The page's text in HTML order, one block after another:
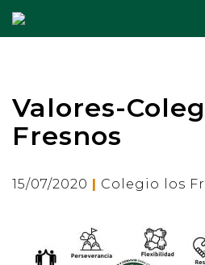
Valores-
Fresnos
15/07/2020 | Colegio los